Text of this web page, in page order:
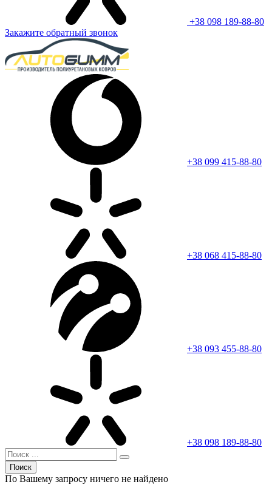
+38 098 189-88-80
Закажите обратный звонок
+38 099 415-88-80
+38 068 415-88-80
+38 093 455-88-80
+38 098 189-88-80
Поиск
По Вашему запросу ничего не найдено